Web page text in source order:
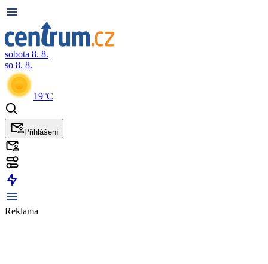
sobota 8. 8.
so 8. 8.
19°C
Přihlášení
Reklama